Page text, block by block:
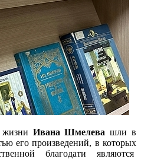
жизни Ивана Шмелева шли в
его произведений, в которых
благодати являются